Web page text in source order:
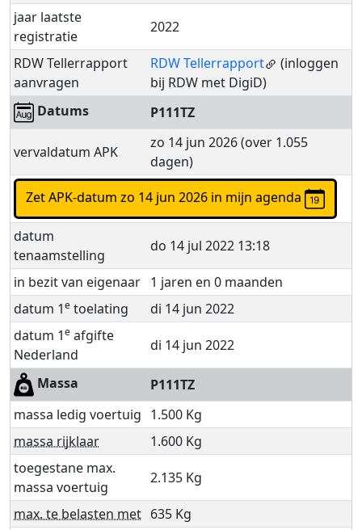
jaar laatste
registratie
2022
RDW Tellerrapport
aanvragen
RDW Tellerrapport
(inloggen
bij RDW met DigiD)
Datums
P111TZ
vervaldatum APK
zo 14 jun 2026 (over 1.055
dagen)
Zet APK-datum zo 14 jun 2026 in mijn agenda
datum
tenaamstelling
do 14 jul 2022 13:18
in bezit van eigenaar 1 jaren en 0 maanden
datum 1e toelating
di 14 jun 2022
datum 1e afgifte
Nederland
di 14 jun 2022
Massa
P111TZ
massa ledig voertuig 1.500 Kg
massa rijklaar
1.600 Kg
toegestane max.
massa voertuig
2.135 Kg
max. te belasten met 635 Kg